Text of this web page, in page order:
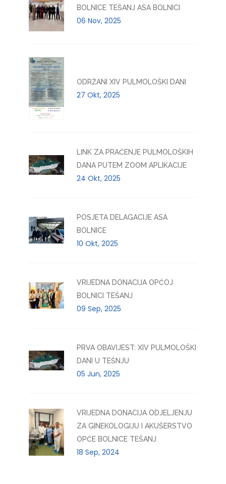
BOLNICE TEŠANJ ASA BOLNICI
06 Nov, 2025
ODRŽANI XIV PULMOLOŠKI DANI
27 Okt, 2025
LINK ZA PRAĆENJE PULMOLOŠKIH
DANA PUTEM ZOOM APLIKACIJE
24 Okt, 2025
POSJETA DELAGACIJE ASA
BOLNICE
10 Okt, 2025
VRIJEDNA DONACIJA OPĆOJ
BOLNICI TEŠANJ
09 Sep, 2025
PRVA OBAVIJEST: XIV PULMOLOŠKI
DANI U TEŠNJU
05 Jun, 2025
VRIJEDNA DONACIJA ODJELJENJU
ZA GINEKOLOGIJU I AKUŠERSTVO
OPĆE BOLNICE TEŠANJ
18 Sep, 2024